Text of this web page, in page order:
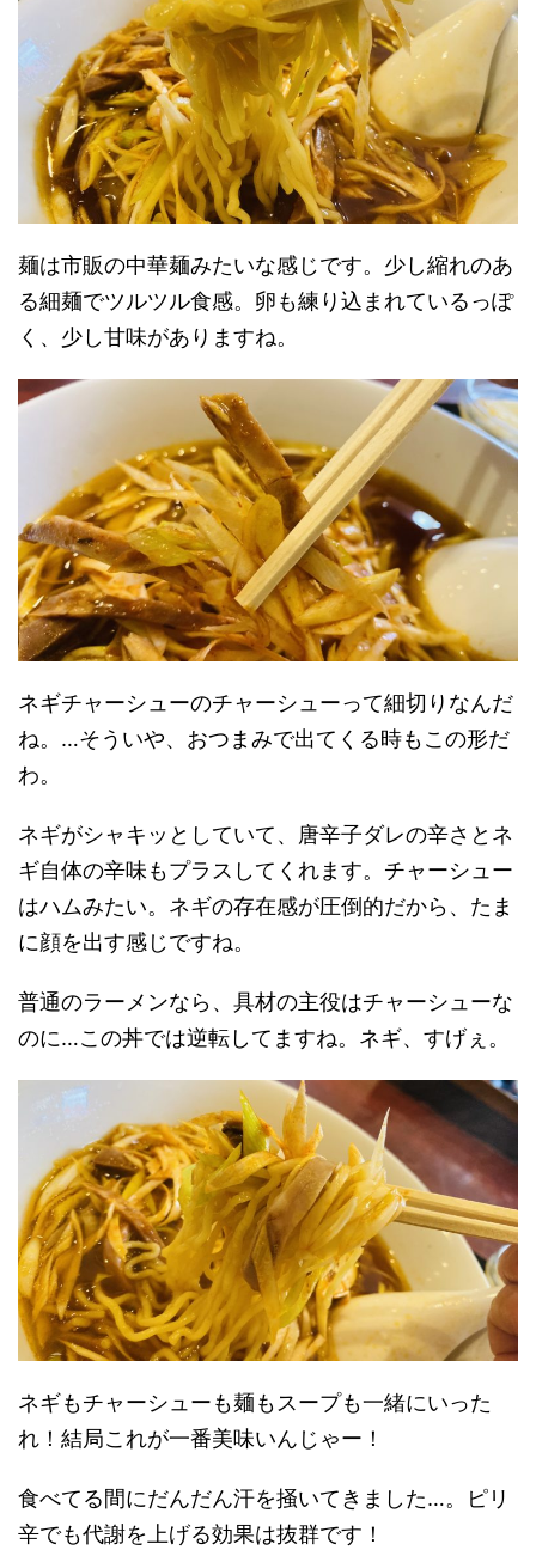
麺は市販の中華麺みたいな感じです。少し縮れのあ
る細麺でツルツル食感。卵も練り込まれているっぽ
く、少し甘味がありますね。
ネギチャーシューのチャーシューって細切りなんだ
ね。…そういや、おつまみで出てくる時もこの形だ
わ。
ネギがシャキッとしていて、唐辛子ダレの辛さとネ
ギ自体の辛味もプラスしてくれます。チャーシュー
はハムみたい。ネギの存在感が圧倒的だから、たま
に顔を出す感じですね。
普通のラーメンなら、具材の主役はチャーシューな
のに…この丼では逆転してますね。ネギ、すげぇ。
ネギもチャーシューも麺もスープも一緒にいった
れ！結局これが一番美味いんじゃー！
食べてる間にだんだん汗を掻いてきました…。ピリ
辛でも代謝を上げる効果は抜群です！